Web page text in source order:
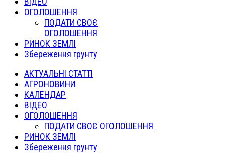
ОГОЛОШЕННЯ
ПОДАТИ СВОЄ
ОГОЛОШЕННЯ
РИНОК ЗЕМЛІ
Збереження грунту
АКТУАЛЬНІ СТАТТІ
АГРОНОВИНИ
КАЛЕНДАР
ВІДЕО
ОГОЛОШЕННЯ
ПОДАТИ СВОЄ ОГОЛОШЕННЯ
РИНОК ЗЕМЛІ
Збереження грунту